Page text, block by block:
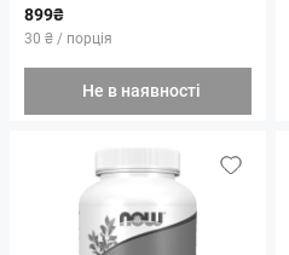
899₴
30 ₴ / порція
Не в наявності